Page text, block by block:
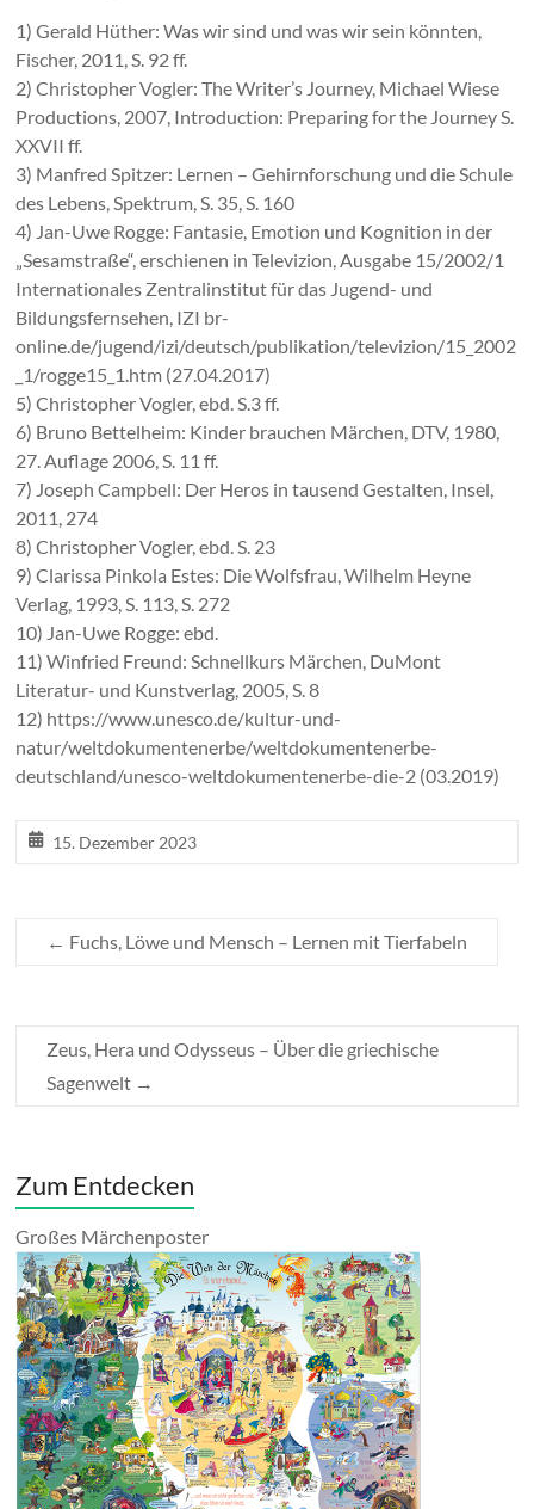
1) Gerald Hüther: Was wir sind und was wir sein könnten,
Fischer, 2011, S. 92 ff.
2) Christopher Vogler: The Writer’s Journey, Michael Wiese
Productions, 2007, Introduction: Preparing for the Journey S.
XXVII ff.
3) Manfred Spitzer: Lernen – Gehirnforschung und die Schule
des Lebens, Spektrum, S. 35, S. 160
4) Jan-Uwe Rogge: Fantasie, Emotion und Kognition in der
„Sesamstraße“, erschienen in Televizion, Ausgabe 15/2002/1
Internationales Zentralinstitut für das Jugend- und
Bildungsfernsehen, IZI br-
online.de/jugend/izi/deutsch/publikation/televizion/15_2002
_1/rogge15_1.htm (27.04.2017)
5) Christopher Vogler, ebd. S.3 ff.
6) Bruno Bettelheim: Kinder brauchen Märchen, DTV, 1980,
27. Auflage 2006, S. 11 ff.
7) Joseph Campbell: Der Heros in tausend Gestalten, Insel,
2011, 274
8) Christopher Vogler, ebd. S. 23
9) Clarissa Pinkola Estes: Die Wolfsfrau, Wilhelm Heyne
Verlag, 1993, S. 113, S. 272
10) Jan-Uwe Rogge: ebd.
11) Winfried Freund: Schnellkurs Märchen, DuMont
Literatur- und Kunstverlag, 2005, S. 8
12) https://www.unesco.de/kultur-und-
natur/weltdokumentenerbe/weltdokumentenerbe-
deutschland/unesco-weltdokumentenerbe-die-2 (03.2019)
15. Dezember 2023
← Fuchs, Löwe und Mensch – Lernen mit Tierfabeln
Zeus, Hera und Odysseus – Über die griechische
Sagenwelt →
Zum Entdecken
Großes Märchenposter